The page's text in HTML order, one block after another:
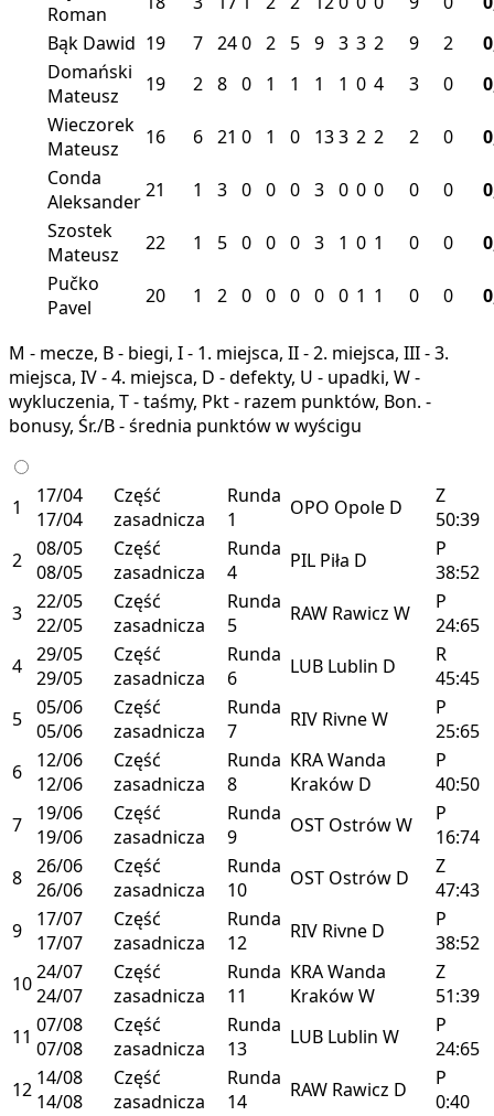
Roman
Bąk Dawid 19 7 240 2 5 9 3 3 2 9 2
Domański
Mateusz
19 2 8 0 1 1 1 1 0 4 3 0
Wieczorek
Mateusz
16 6 21 0 1 0 133 2 2 2 0
Conda
Aleksander21 1 3 0 0 0 3 0 0 0 0 0
Szostek
Mateusz
22 1 5 0 0 0 3 1 0 1 0 0
Pučko
Pavel
20 1 2 0 0 0 0 0 1 1 0 0
M - mecze, B - biegi, I - 1. miejsca, II - 2. miejsca, III - 3.
miejsca, IV - 4. miejsca, D - defekty, U - upadki, W -
wykluczenia, T - taśmy, Pkt - razem punktów, Bon. -
bonusy, Śr./B - średnia punktów w wyścigu
1
17/04
17/04
Część
zasadnicza
Runda
1
OPO Opole D
Z
50:39
2 08/05
08/05
Część
zasadnicza
Runda
4
PIL Piła D
P
38:52
3 22/05
22/05
Część
zasadnicza
Runda
5
RAW Rawicz W
P
24:65
4 29/05
29/05
Część
zasadnicza
Runda
6
LUB Lublin D
R
45:45
5 05/06
05/06
Część
zasadnicza
Runda
7
RIV RivneW
P
25:65
6
12/06
12/06
Część
zasadnicza
Runda
8
KRAWanda
Kraków D
P
40:50
7
19/06
19/06
Część
zasadnicza
Runda
9
OST OstrówW
P
16:74
8 26/06
26/06
Część
zasadnicza
Runda
10
OST Ostrów D
Z
47:43
9
17/07
17/07
Część
zasadnicza
Runda
12
RIV Rivne D
P
38:52
1024/07
24/07
Część
zasadnicza
Runda
11
KRAWanda
KrakówW
Z
51:39
11 07/08
07/08
Część
zasadnicza
Runda
13
LUB Lublin W
P
24:65
12 14/08
14/08
Część
zasadnicza
Runda
14
RAW Rawicz D
P
0:40